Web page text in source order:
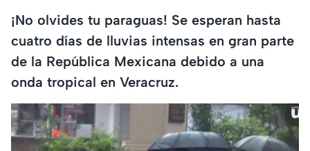
¡No olvides tu paraguas! Se esperan hasta
cuatro días de lluvias intensas en gran parte
de la República Mexicana debido a una
onda tropical en Veracruz.